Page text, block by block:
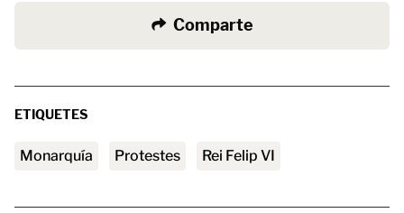
Comparte
ETIQUETES
Monarquía protestes rei Felip VI